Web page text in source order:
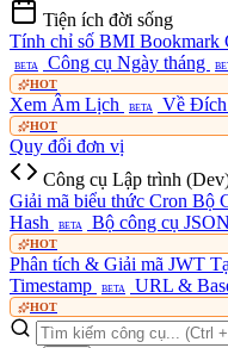
Tiện ích đời sống
Tính chỉ số BMI Bookmark
BETA Công cụ Ngày tháng
HOT
Xem Âm Lịch BETA Về
HOT
Quy đổi đơn vị
Công cụ Lập trình
Giải mã biểu thức Cron Bộ
Hash
BETA Bộ công cụ JSON
HOT
Phân tích & Giải mã JWT
Timestamp
BETA URL &
HOT